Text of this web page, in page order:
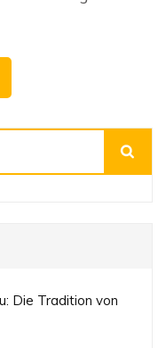
Die Tradition von